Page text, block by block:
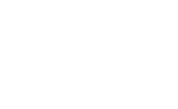
một ngày nào đó có được nhìn
gây tranh cãi, chẳng hạn như sàng
nhận. Nếu vậy, liệu có hợp lý khi
tiêu chuẩn đạo đức khác?”
hội khám phá những bí ẩn của tự